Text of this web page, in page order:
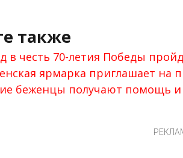
также
в честь 70-летия Победы
ярмарка приглашает на
беженцы получают помощь и